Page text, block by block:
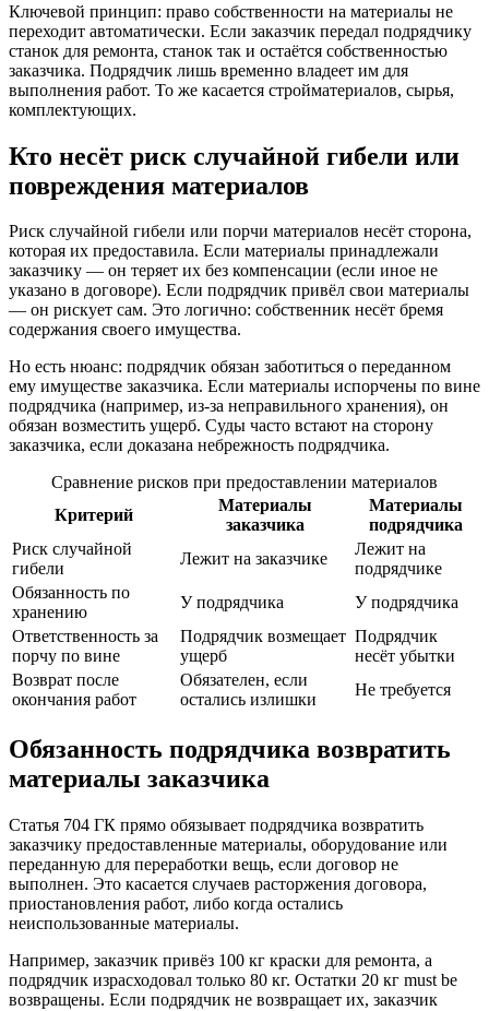
Ключевой принцип: право собственности на материалы не
переходит автоматически. Если заказчик передал подрядчику
станок для ремонта, станок так и остаётся собственностью
заказчика. Подрядчик лишь временно владеет им для
выполнения работ. То же касается стройматериалов, сырья,
комплектующих.
Кто несёт риск случайной гибели или
повреждения материалов
Риск случайной гибели или порчи материалов несёт сторона,
которая их предоставила. Если материалы принадлежали
заказчику — он теряет их без компенсации (если иное не
указано в договоре). Если подрядчик привёл свои материалы
— он рискует сам. Это логично: собственник несёт бремя
содержания своего имущества.
Но есть нюанс: подрядчик обязан заботиться о переданном
ему имуществе заказчика. Если материалы испорчены по вине
подрядчика (например, из-за неправильного хранения), он
обязан возместить ущерб. Суды часто встают на сторону
заказчика, если доказана небрежность подрядчика.
Сравнение рисков при предоставлении материалов
Критерий
Материалы
заказчика
Материалы
подрядчика
Риск случайной
гибели
Лежит на заказчике
Лежит на
подрядчике
Обязанность по
хранению
У подрядчика
У подрядчика
Ответственность за
порчу по вине
Подрядчик возмещает
ущерб
Подрядчик
несёт убытки
Возврат после
окончания работ
Обязателен, если
остались излишки
Не требуется
Обязанность подрядчика возвратить
материалы заказчика
Статья 704 ГК прямо обязывает подрядчика возвратить
заказчику предоставленные материалы, оборудование или
переданную для переработки вещь, если договор не
выполнен. Это касается случаев расторжения договора,
приостановления работ, либо когда остались
неиспользованные материалы.
Например, заказчик привёз 100 кг краски для ремонта, а
подрядчик израсходовал только 80 кг. Остатки 20 кг must be
возвращены. Если подрядчик не возвращает их, заказчик